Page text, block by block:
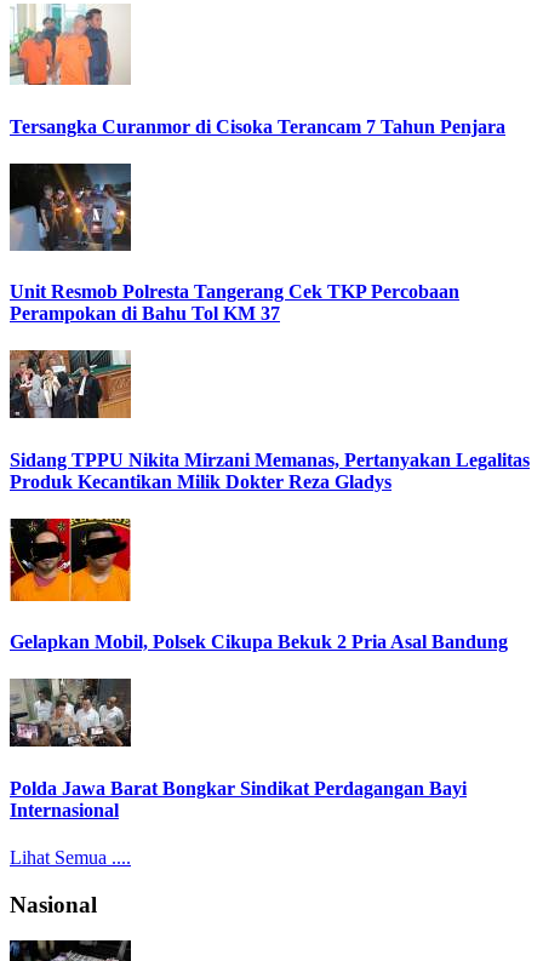
Tersangka Curanmor di Cisoka Terancam 7 Tahun Penjara
Unit Resmob Polresta Tangerang Cek TKP Percobaan
Perampokan di Bahu Tol KM 37
Sidang TPPU Nikita Mirzani Memanas, Pertanyakan Legalitas
Produk Kecantikan Milik Dokter Reza Gladys
Gelapkan Mobil, Polsek Cikupa Bekuk 2 Pria Asal Bandung
Polda Jawa Barat Bongkar Sindikat Perdagangan Bayi
Internasional
Lihat Semua ....
Nasional